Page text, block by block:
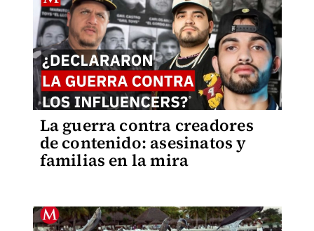
La guerra contra creadores
de contenido: asesinatos y
familias en la mira